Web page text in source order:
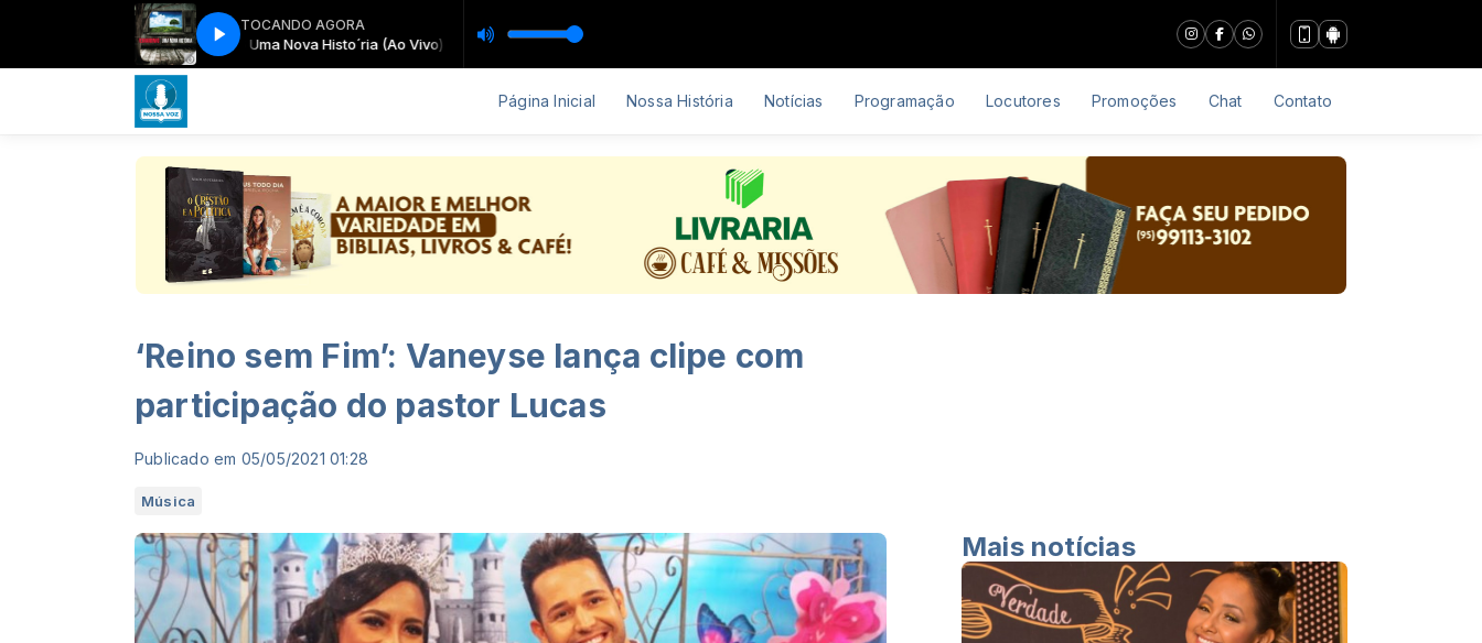
TOCANDO AGORA
Nova Histo´ria (Ao Vivo)06 Uma Nova Histo´ria (Ao Vivo)
Página Inicial Nossa História Notícias Programação Locutores Promoções Chat Contato
‘Reino sem Fim’: Vaneyse lança clipe com
participação do pastor Lucas
Publicado em 05/05/2021 01:28
Música
Mais notícias